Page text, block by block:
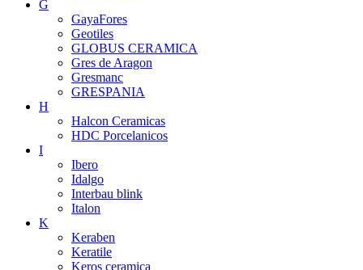
G
GayaFores
Geotiles
GLOBUS CERAMICA
Gres de Aragon
Gresmanc
GRESPANIA
H
Halcon Ceramicas
HDC Porcelanicos
I
Ibero
Idalgo
Interbau blink
Italon
K
Keraben
Keratile
Keros ceramica